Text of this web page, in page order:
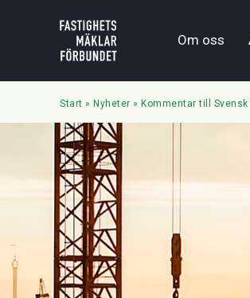
Om oss
Start » Nyheter » Kommentar till